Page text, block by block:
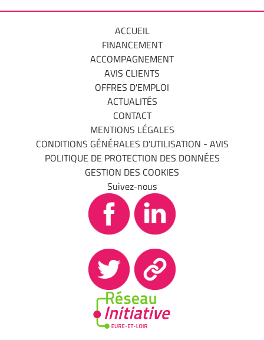
ACCUEIL
FINANCEMENT
ACCOMPAGNEMENT
AVIS CLIENTS
OFFRES D'EMPLOI
ACTUALITÉS
CONTACT
MENTIONS LÉGALES
CONDITIONS GÉNÉRALES D'UTILISATION - AVIS
POLITIQUE DE PROTECTION DES DONNÉES
GESTION DES COOKIES
Suivez-nous